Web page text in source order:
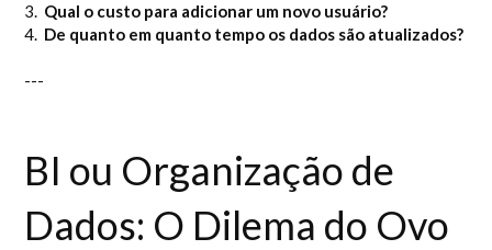
3. Qual o custo para adicionar um novo usuário?
4. De quanto em quanto tempo os dados são atualizados?
---
BI ou Organização de
Dados: O Dilema do Ovo